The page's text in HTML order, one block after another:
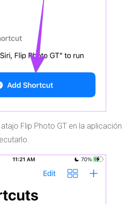
Flip Photo GT en la aplicación